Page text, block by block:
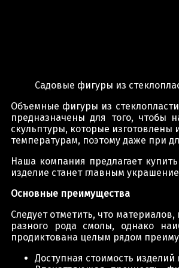
Садовые фигуры из
Объемные фигуры из
предназначены для того, чтобы
скульптуры, которые
температурам, поэтому даже при
Наша компания предлагает
изделие станет главным
Основные преимущества
Следует отметить, что
разного рода смолы, однако
продиктована целым рядом
Доступная стоимость